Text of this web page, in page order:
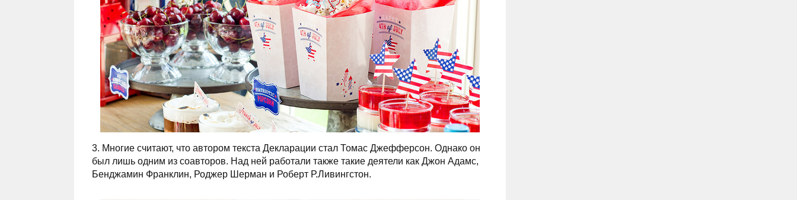
3. Многие считают, что автором текста Декларации стал Томас Джефферсон. Однако он
был лишь одним из соавторов. Над ней работали также такие деятели как Джон Адамс,
Бенджамин Франклин, Роджер Шерман и Роберт Р.Ливингстон.